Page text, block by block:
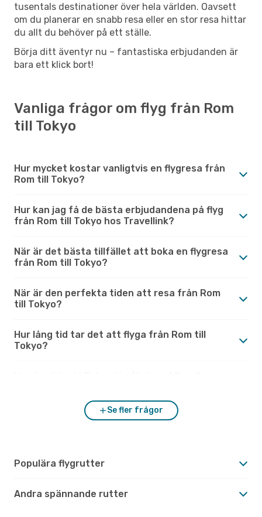
tusentals destinationer över hela världen. Oavsett
om du planerar en snabb resa eller en stor resa hittar
du allt du behöver på ett ställe.
Börja ditt äventyr nu – fantastiska erbjudanden är
bara ett klick bort!
Vanliga frågor om flyg från Rom
till Tokyo
Hur mycket kostar vanligtvis en flygresa från
Rom till Tokyo?
Hur kan jag få de bästa erbjudandena på flyg
från Rom till Tokyo hos Travellink?
När är det bästa tillfället att boka en flygresa
från Rom till Tokyo?
När är den perfekta tiden att resa från Rom
till Tokyo?
Hur lång tid tar det att flyga från Rom till
Tokyo?
Se fler frågor
Populära flygrutter
Andra spännande rutter